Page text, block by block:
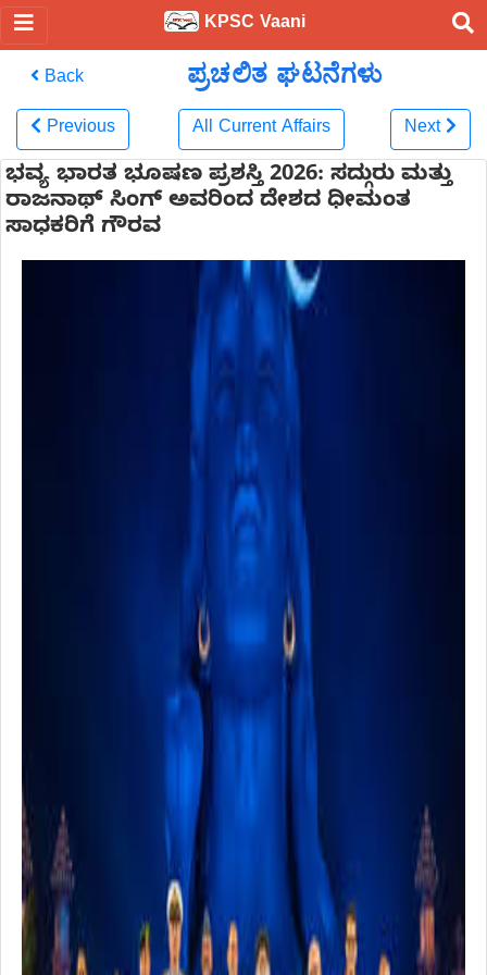
KPSC Vaani
Back ಪ್ರಚಲಿತ ಘಟನೆಗಳು
Previous All Current Affairs Next
ಭವ್ಯ ಭಾರತ ಭೂಷಣ ಪ್ರಶಸ್ತಿ 2026: ಸದ್ಗುರು ಮತ್ತು
ರಾಜನಾಥ್ ಸಿಂಗ್ ಅವರಿಂದ ದೇಶದ ಧೀಮಂತ
ಸಾಧಕರಿಗೆ ಗೌರವ